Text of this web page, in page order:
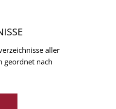
aller
geordnet nach